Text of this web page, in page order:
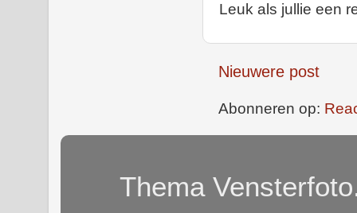
Leuk als jullie een
Nieuwere post
Abonneren op:
Thema